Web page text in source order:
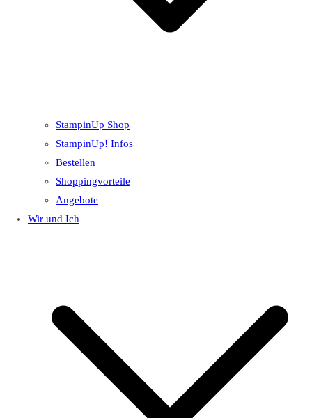
StampinUp Shop
StampinUp! Infos
Bestellen
Shoppingvorteile
Angebote
Wir und Ich